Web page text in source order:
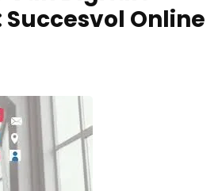
Online